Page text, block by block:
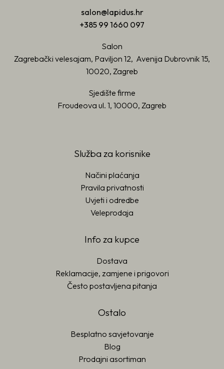
salon@lapidus.hr
+385 99 1660 097
Salon
Zagrebački velesajam, Paviljon 12, Avenija Dubrovnik 15,
10020, Zagreb
Sjedište firme
Froudeova ul. 1, 10000, Zagreb
Služba za korisnike
Načini plaćanja
Pravila privatnosti
Uvjeti i odredbe
Veleprodaja
Info za kupce
Dostava
Reklamacije, zamjene i prigovori
Često postavljena pitanja
Ostalo
Besplatno savjetovanje
Blog
Prodajni asortiman